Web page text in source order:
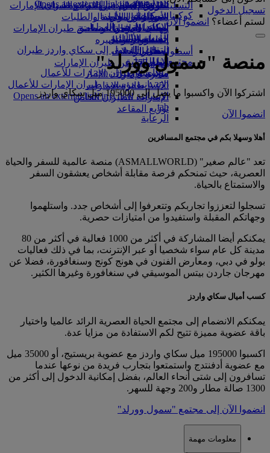
تناول الطعام في الدرجة السياحية
الممتازة
وجبات الدرجة السياحية
المشروبات
أسطول طائراتنا
بوينج 777
طائرة الإمارات A380
A350 طائرة الإمارات
الإمارات للطيران الخاص
توزيع المقاعد
السوق الحرة
متجرنا الرسمي
التسلية للأطفال
الترفيه عن الأطفال
ألعاب الأطفال
أنشطة للأطفال
in a new tab
كوكبنا
الاستدامة في العمليات
السياسة البيئية
التقارير البيئية
مجتمعاتنا المحلية
مؤسسة طيران الإمارات للأعمال
الإنسانيةمؤسسة طيران الإمارات للأعمال
الإنسانية Opens an external link in a new
tab
الرعاية
Opens an external link in a new tab
شركاؤنا
سكاي واردز رايل
حاسبة الأميال
تسجيل الدخول إلى سكاي واردز طيران
الإمارات
سكاي واردز+
السفر لأصحاب الهمم مع طيران الإمارات
المساعدة الخاصة والطلبات
تجربتكم على متن الطائرة
الأدوات والموارد
الهاتف المتحرك وتطبيق طيران الإمارات
إلغاء حجز أو تغييره
تعطل الرحلات
معلومات عن طيران الإمارات
تسجيل الدخول
لستم أعضاء؟ انضموا الآن
منصة "سمول وورلد"
اشتركوا الآن واكسبوا ما يصل إلى 195000 ميل سكاي واردز
انضموا الآن
أهلا وسهلا بكم في مجتمع المسافرين
تعد "عالم صغير" (ASMALLWORLD) منصة عالمية للسفر والحياة
العصرية، حيث تمنحكم فرصة مقابلة أشخاص يعشقون السفر
والاستمتاع بالحياة.
تسجلوا لتعززوا تجاربكم وتتعرفوا إلى أشخاص جدد. واستلهموا
وجهاتكم المقبلة واستفيدوا من امتيازات حصرية.
يمكنكم أيضا المشاركة في أكثر من 1000 فعالية في أكثر من 80
مدينة كل عام سواء شخصيا أو عبر الإنترنت، بما في ذلك فعاليات
بولو في دبي، ومعارض الفنون في هونج كونج وسنغافورة، فضلا عن
مهرجان جاردن بيتس الموسيقي في سنغافورة وغيرها الكثير.
كسب أميال سكاي واردز
يمكنكم الانضمام إلى مجتمع الحياة العصرية الرائد عالميا واختيار
باقة عضوية مميزة تتيح لكم الاستفادة من مزايا عدة.
اكسبوا 195000 ميل سكاي واردز مع عضوية بريستيج، أو 35000 ميل
مع عضوية أدفنتدج واستمتعوا بتجارب فريدة من نوعها عندما
تسافرون إلى شتى أنحاء العالم، بفضل إمكانية الدخول إلى أكثر من
1300 صالة مطار و200 وجهة للسهر.
انضموا الآن إلى مجتمع "سمول وورلد"
معلومات مهمة